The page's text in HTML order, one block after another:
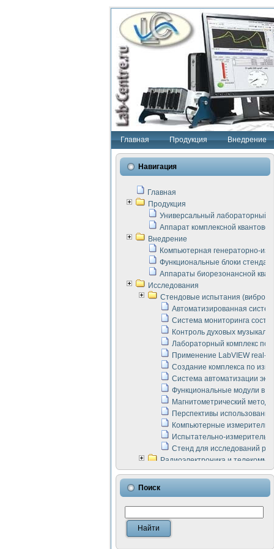
Главная Продукция Внедрение
Навигация
Главная
Продукция
Универсальный лабораторный
Аппарат комплексной
Внедрение
Компьютерная генераторно-
Функциональные блоки стенда
Аппараты биорезонансной
Исследования
Стендовые испытания
Автоматизированная
Система мониторинга
Контроль духовых
Лабораторный комплекс по
Применение LabVIEW real-
Создание комплекса по
Система автоматизации
Функциональные модули в
Магнитометрический метод
Перспективы
Компьютерные
Испытательно-
Стенд для исследований
Радиоэлектроника и
LabVIEW в расчетах
Аппаратно-программный
Виртуальный
Измерение шумовых
Измерительный
Инструменты для
Инструменты для
Поиск